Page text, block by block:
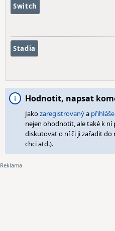
Switch
Stadia
Hodnotit, napsat
Jakozaregistrovanýa
nejen ohodnotit, ale také k
diskutovat o ní či ji zařadit do
chci atd.).